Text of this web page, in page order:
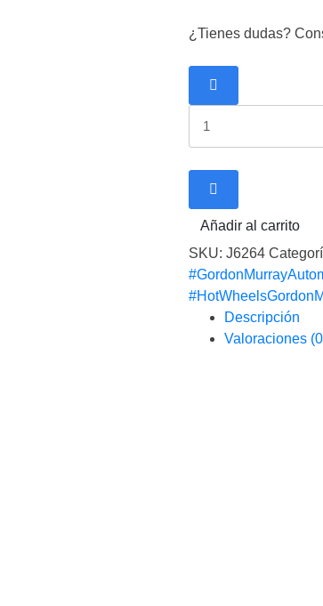
¿Tienes dudas?
Añadir al carrito
SKU: J6264
Descripción
Valoraciones